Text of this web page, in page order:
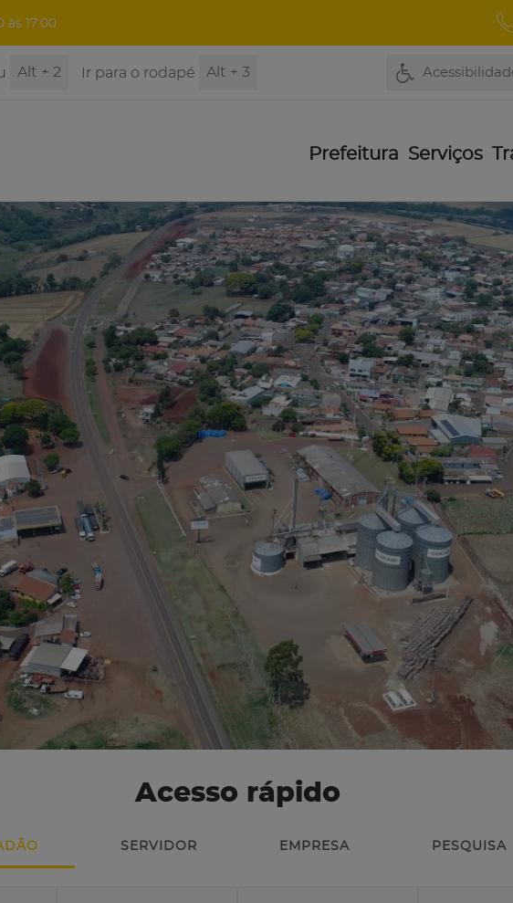
às 17:00
Alt + 2 Ir para o rodapé Alt + 3
Prefeitura Serviços
Acesso rápido
SERVIDOR EMPRESA PESQUISA